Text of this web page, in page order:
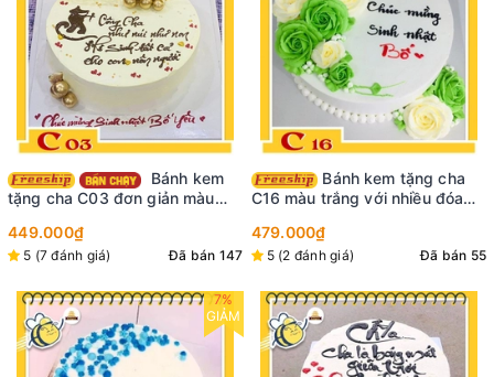
tặng cha C03 đơn giản màu
cắm những phụ kiện hàn quốc
hiện đại
449.000₫
5 (7 đánh giá) Đã bán 147
C16 màu trắng với nhiều đóa
xinh xuất sắc
479.000₫
5 (2 đánh giá) Đã bán 55
7%
GIẢM